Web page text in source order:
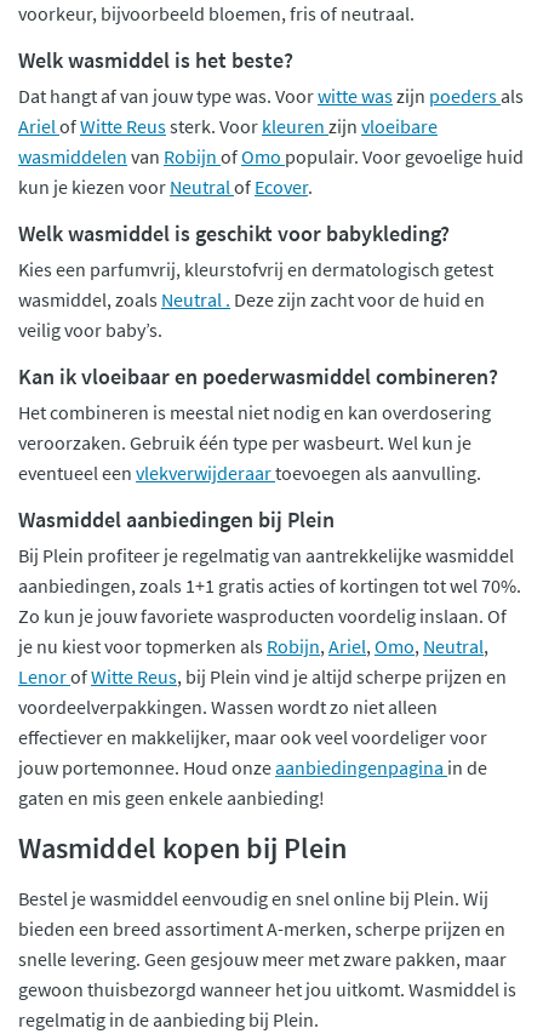
voorkeur, bijvoorbeeld bloemen, fris of neutraal.
Welk wasmiddel is het beste?
Dat hangt af van jouw type was. Voorwitte waszijn poedersals
ArielofWitte Reussterk. Voor kleuren zijn vloeibare
wasmiddelen van Robijn ofOmo populair. Voor gevoelige huid
kun je kiezen voor Neutralof Ecover.
Welk wasmiddel is geschikt voor babykleding?
Kies een parfumvrij, kleurstofvrij en dermatologisch getest
wasmiddel, zoals Neutral . Deze zijn zacht voor de huid en
veilig voor baby’s.
Kan ik vloeibaar en poederwasmiddel combineren?
Het combineren is meestal niet nodig en kan overdosering
veroorzaken. Gebruik één type per wasbeurt. Wel kun je
eventueel een vlekverwijderaartoevoegen als aanvulling.
Wasmiddel aanbiedingen bij Plein
Bij Plein profiteer je regelmatig van aantrekkelijke wasmiddel
aanbiedingen, zoals 1+1 gratis acties of kortingen tot wel 70%.
Zo kun je jouw favoriete wasproducten voordelig inslaan. Of
je nu kiest voor topmerken als Robijn,Ariel,Omo, Neutral,
LenorofWitte Reus, bij Plein vind je altijd scherpe prijzen en
voordeelverpakkingen. Wassen wordt zo niet alleen
effectiever en makkelijker, maar ook veel voordeliger voor
jouw portemonnee. Houd onzeaanbiedingenpagina in de
gaten en mis geen enkele aanbieding!
Wasmiddel kopen bij Plein
Bestel je wasmiddel eenvoudig en snel online bij Plein. Wij
bieden een breed assortiment A-merken, scherpe prijzen en
snelle levering. Geen gesjouw meer met zware pakken, maar
gewoon thuisbezorgd wanneer het jou uitkomt. Wasmiddel is
regelmatig in de aanbieding bij Plein.